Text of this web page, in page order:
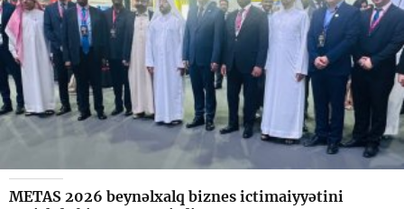
METAS 2026 beynəlxalq biznes ictimaiyyətini